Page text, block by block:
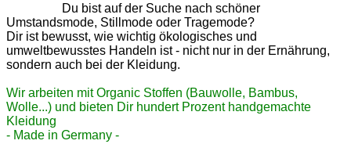
Du bist auf der Suche nach schöner
Umstandsmode, Stillmode oder Tragemode?
Dir ist bewusst, wie wichtig ökologisches und
umweltbewusstes Handeln ist - nicht nur in der Ernährung,
sondern auch bei der Kleidung.
Wir arbeiten mit Organic Stoffen (Bauwolle, Bambus,
Wolle...) und bieten Dir hundert Prozent handgemachte
Kleidung
- Made in Germany -